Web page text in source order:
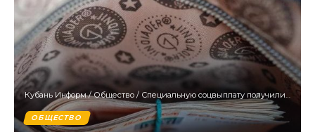
Кубань Информ/Общество / Специальную соцвыплату получили более 2 тысяч медиков на Кубани
ОБЩЕСТВО